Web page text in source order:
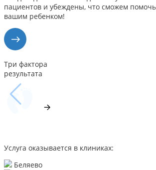
пациентов и убеждены, что сможем помочь
вашим ребенком!
Три фактора
результата
Услуга оказывается в клиниках:
Беляево